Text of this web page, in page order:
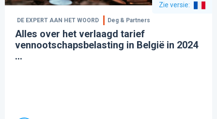
Zie versie:
DE EXPERT AAN HET WOORD Deg & Partners
Alles over het verlaagd tarief
vennootschapsbelasting in België in 2024
...